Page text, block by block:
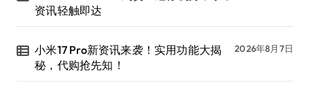
资讯轻触即达
小米17 Pro新资讯来袭！实用功能大揭
秘，代购抢先知！
2026年8月7日